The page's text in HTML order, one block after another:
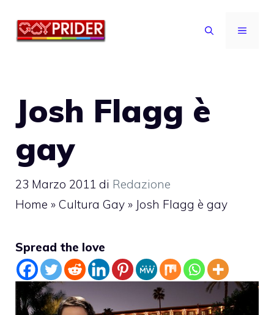
MENU
Josh Flagg è
gay
23 Marzo 2011 di Redazione
Home » Cultura Gay » Josh Flagg è gay
Spread the love